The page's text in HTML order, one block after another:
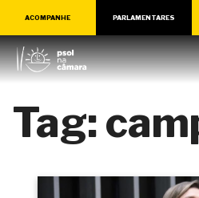
ACOMPANHE PARLAMENTARES
Tag: